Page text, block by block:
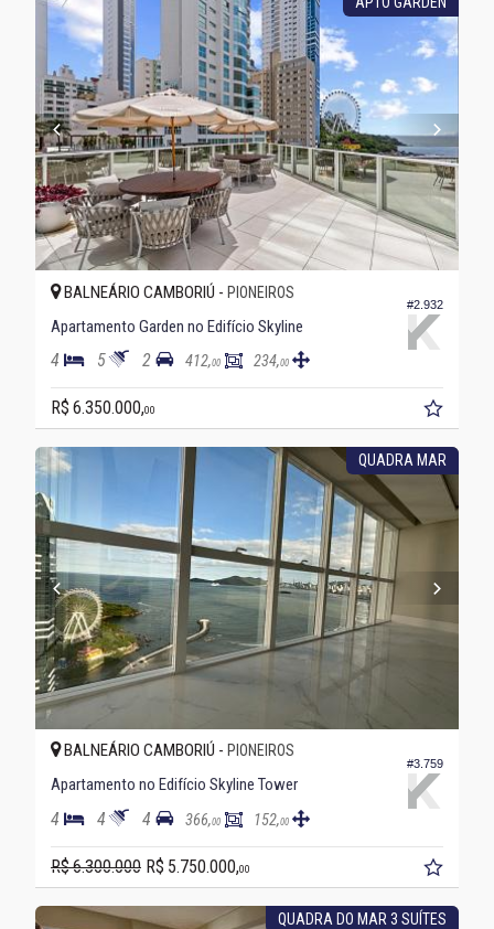
#2.932
BALNEÁRIO CAMBORIÚ - PIONEIROS
Apartamento Garden no Edifício Skyline
4 5 2 412,00 234,00
R$ 6.350.000,00
QUADRA MAR
#3.759
BALNEÁRIO CAMBORIÚ - PIONEIROS
Apartamento no Edifício Skyline Tower
4 4 4 366,00 152,00
R$ 6.300.000 R$ 5.750.000,00
QUADRA DO MAR 3 SUÍTES